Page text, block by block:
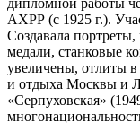
АХРР (с 1925 г.).
Создавала
медали, станковые
увеличены, отлиты в
и отдыха Москвы и
«Серпуховская»